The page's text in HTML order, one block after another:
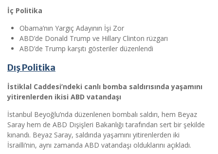
İç Politika
Obama’nın Yargıç Adayının İşi Zor
ABD’de Donald Trump ve Hillary Clinton rüzgarı
ABD’de Trump karşıtı gösteriler düzenlendi
Dış Politika
İstiklal Caddesi’ndeki canlı bomba saldırısında yaşamını
yitirenlerden ikisi ABD vatandaşı
İstanbul Beyoğlu’nda düzenlenen bombalı saldırı, hem Beyaz
Saray hem de ABD Dışişleri Bakanlığı tarafından sert bir şekilde
kınandı. Beyaz Saray, saldırıda yaşamını yitirenlerden iki
İsrailli’nin, aynı zamanda ABD vatandaşı olduklarını açıkladı.